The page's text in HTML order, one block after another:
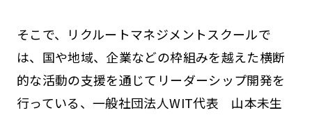
そこで、リクルートマネジメントスクールで
は、国や地域、企業などの枠組みを越えた横断
的な活動の支援を通じてリーダーシップ開発を
行っている、一般社団法人WIT代表 山本未生